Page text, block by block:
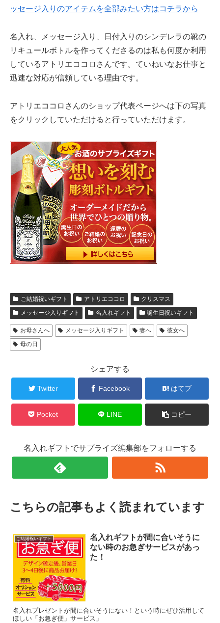
ッセージ入りのアイテムを全部みたい方はコチラから
名入れ、メッセージ入り、日付入りのシンデレラの靴の
リキュールボトルを作ってくださるのは私も何度か利用
しているアトリエココロさんです。ていねいなお仕事と
迅速な対応が信頼している理由です。
アトリエココロさんのショップ代表ページへは下の写真
をクリックしていただけると行っていただけます。
ご結婚祝いギフト アトリエココロ
クリスマス
メッセージ入りギフト
名入れギフト 誕生日祝いギフト
お母さんへ メッセージ入りギフト 妻へ
彼女へ
母の日
シェアする
Twitter Facebook はてブ
Pocket LINE コピー
名入れギフトでサプライズ編集部をフォローする
こちらの記事もよく読まれています
ご結婚祝いギフト
名入れギフトが間に合いそうに
ない時のお急ぎサービスがあっ
た！
名入れプレゼントが間に合いそうにない！という時にぜひ活用して
ほしい「お急ぎ便」サービス」